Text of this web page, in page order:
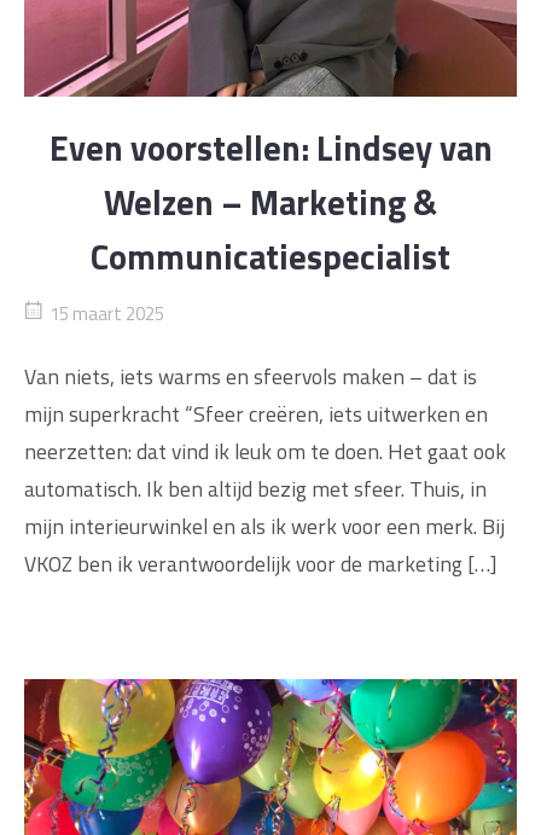
Even voorstellen: Lindsey van
Welzen – Marketing &
Communicatiespecialist
15 maart 2025
Van niets, iets warms en sfeervols maken – dat is
mijn superkracht “Sfeer creëren, iets uitwerken en
neerzetten: dat vind ik leuk om te doen. Het gaat ook
automatisch. Ik ben altijd bezig met sfeer. Thuis, in
mijn interieurwinkel en als ik werk voor een merk. Bij
VKOZ ben ik verantwoordelijk voor de marketing […]